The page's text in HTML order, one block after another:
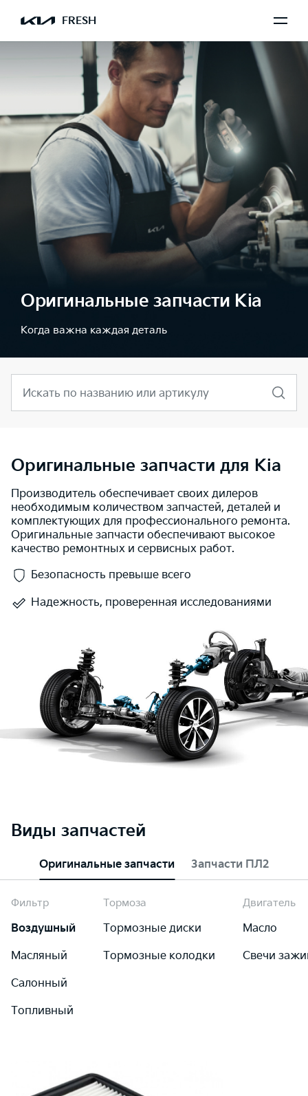
FRESH
Оригинальные запчасти Kia
Когда важна каждая деталь
Искать по названию или артикулу
Оригинальные запчасти для Kia
Производитель обеспечивает своих дилеров
необходимым количеством запчастей, деталей и
комплектующих для профессионального ремонта.
Оригинальные запчасти обеспечивают высокое
качество ремонтных и сервисных работ.
Безопасность превыше всего
Надежность, проверенная исследованиями
Виды запчастей
Оригинальные запчасти Запчасти ПЛ2
Фильтр
Воздушный
Масляный
Салонный
Топливный
Тормоза
Тормозные диски
Тормозные колодки
Двигатель
Масло
Свечи